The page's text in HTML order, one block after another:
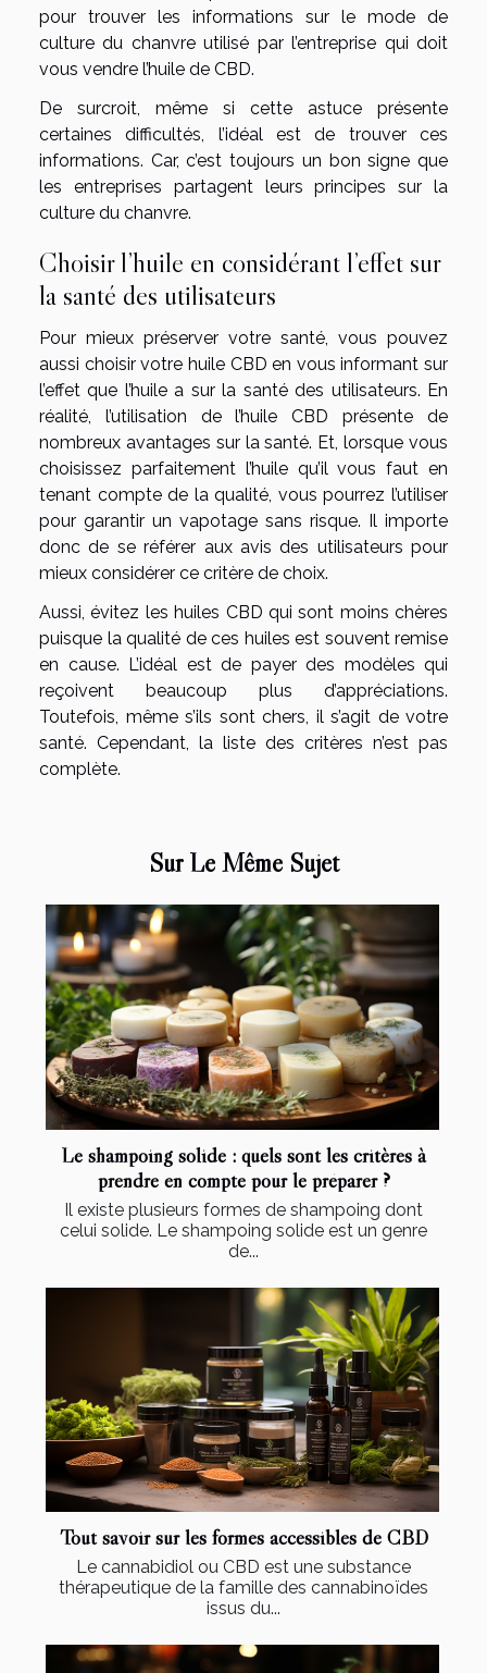
pour trouver les informations sur le mode de
culture du chanvre utilisé par l’entreprise qui doit
vous vendre l’huile de CBD.
De surcroit, même si cette astuce présente
certaines difficultés, l’idéal est de trouver ces
informations. Car, c’est toujours un bon signe que
les entreprises partagent leurs principes sur la
culture du chanvre.
Choisir l’huile en considérant l’effet sur
la santé des utilisateurs
Pour mieux préserver votre santé, vous pouvez
aussi choisir votre huile CBD en vous informant sur
l’effet que l’huile a sur la santé des utilisateurs. En
réalité, l’utilisation de l’huile CBD présente de
nombreux avantages sur la santé. Et, lorsque vous
choisissez parfaitement l’huile qu’il vous faut en
tenant compte de la qualité, vous pourrez l’utiliser
pour garantir un vapotage sans risque. Il importe
donc de se référer aux avis des utilisateurs pour
mieux considérer ce critère de choix.
Aussi, évitez les huiles CBD qui sont moins chères
puisque la qualité de ces huiles est souvent remise
en cause. L’idéal est de payer des modèles qui
reçoivent beaucoup plus d’appréciations.
Toutefois, même s’ils sont chers, il s’agit de votre
santé. Cependant, la liste des critères n’est pas
complète.
Sur Le Même Sujet
Le shampoing solide : quels sont les critères à
prendre en compte pour le préparer ?
Il existe plusieurs formes de shampoing dont
celui solide. Le shampoing solide est un genre
de...
Tout savoir sur les formes accessibles de CBD
Le cannabidiol ou CBD est une substance
thérapeutique de la famille des cannabinoïdes
issus du...